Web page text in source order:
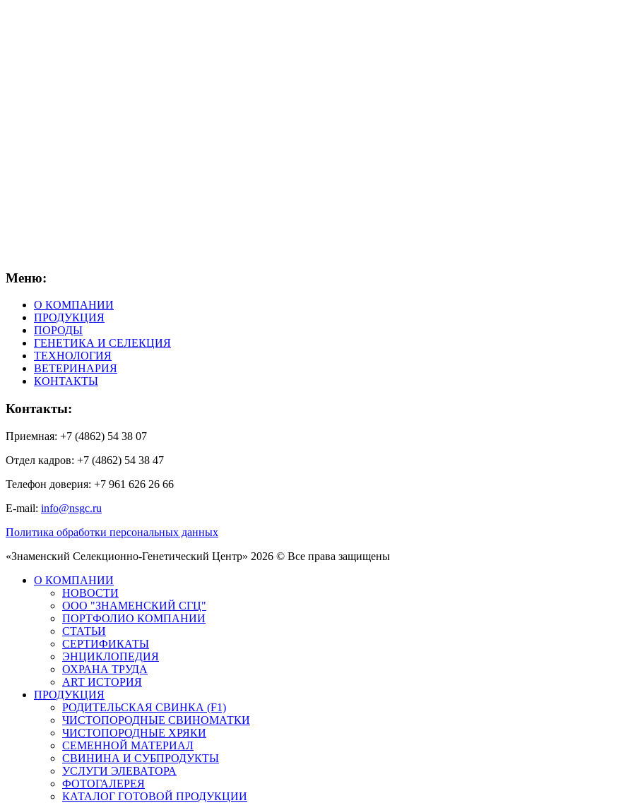
Меню:
О КОМПАНИИ
ПРОДУКЦИЯ
ПОРОДЫ
ГЕНЕТИКА И СЕЛЕКЦИЯ
ТЕХНОЛОГИЯ
ВЕТЕРИНАРИЯ
КОНТАКТЫ
Контакты:
Приемная: +7 (4862) 54 38 07
Отдел кадров: +7 (4862) 54 38 47
Телефон доверия: +7 961 626 26 66
E-mail: info@nsgc.ru
Политика обработки персональных данных
«Знаменский Селекционно-Генетический Центр» 2026 © Все права защищены
О КОМПАНИИ
НОВОСТИ
ООО "ЗНАМЕНСКИЙ СГЦ"
ПОРТФОЛИО КОМПАНИИ
СТАТЬИ
СЕРТИФИКАТЫ
ЭНЦИКЛОПЕДИЯ
ОХРАНА ТРУДА
ART ИСТОРИЯ
ПРОДУКЦИЯ
РОДИТЕЛЬСКАЯ СВИНКА (F1)
ЧИСТОПОРОДНЫЕ СВИНОМАТКИ
ЧИСТОПОРОДНЫЕ ХРЯКИ
СЕМЕННОЙ МАТЕРИАЛ
СВИНИНА И СУБПРОДУКТЫ
УСЛУГИ ЭЛЕВАТОРА
ФОТОГАЛЕРЕЯ
КАТАЛОГ ГОТОВОЙ ПРОДУКЦИИ